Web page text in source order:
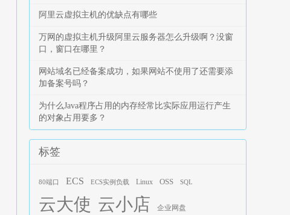
阿里云虚拟主机的优缺点有哪些
万网的虚拟主机升级阿里云服务器怎么升级啊？没窗
口，窗口在哪里？
网站域名已经备案成功，如果网站不使用了还需要添
加备案号吗？
为什么Java程序占用的内存经常比实际应用运行产生
的对象占用要多？
标签
80端口 ECS ECS实例负载 Linux OSS SQL
云大使 云小店 企业网盘